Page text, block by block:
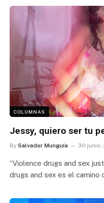
COLUMNAS
Jessy, quiero ser tu
By Salvador Munguía 30 junio,
“Violence drugs and sex
drugs and sex es el camino